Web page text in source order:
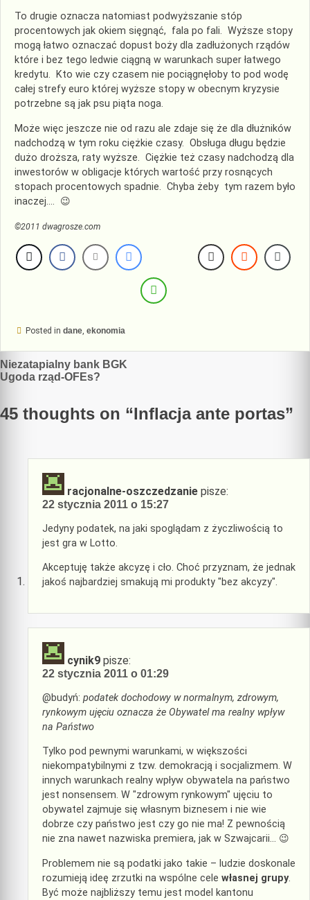
To drugie oznacza natomiast podwyższanie stóp
procentowych jak okiem sięgnąć, fala po fali. Wyższe stopy
mogą łatwo oznaczać dopust boży dla zadłużonych rządów
które i bez tego ledwie ciągną w warunkach super łatwego
kredytu. Kto wie czy czasem nie pociągnęłoby to pod wodę
całej strefy euro której wyższe stopy w obecnym kryzysie
potrzebne są jak psu piąta noga.
Może więc jeszcze nie od razu ale zdaje się że dla dłużników
nadchodzą w tym roku ciężkie czasy. Obsługa długu będzie
dużo droższa, raty wyższe. Ciężkie też czasy nadchodzą dla
inwestorów w obligacje których wartość przy rosnących
stopach procentowych spadnie. Chyba żeby tym razem było
inaczej…. 😉
©2011 dwagrosze.com
Posted in dane, ekonomia
Nawigacja
wpisu
Niezatapialny bank BGK
Ugoda rząd-OFEs?
45 thoughts on “Inflacja ante portas”
racjonalne-oszczedzanie pisze:
22 stycznia 2011 o 15:27
Jedyny podatek, na jaki spoglądam z życzliwością to
jest gra w Lotto.
Akceptuję także akcyzę i cło. Choć przyznam, że jednak
jakoś najbardziej smakują mi produkty "bez akcyzy".
cynik9 pisze:
22 stycznia 2011 o 01:29
@budyń: podatek dochodowy w normalnym, zdrowym,
rynkowym ujęciu oznacza że Obywatel ma realny wpływ
na Państwo
Tylko pod pewnymi warunkami, w większości
niekompatybilnymi z tzw. demokracją i socjalizmem. W
innych warunkach realny wpływ obywatela na państwo
jest nonsensem. W "zdrowym rynkowym" ujęciu to
obywatel zajmuje się własnym biznesem i nie wie
dobrze czy państwo jest czy go nie ma! Z pewnością
nie zna nawet nazwiska premiera, jak w Szwajcarii… 😉
Problemem nie są podatki jako takie – ludzie doskonale
rozumieją ideę zrzutki na wspólne cele własnej grupy.
Być może najbliższy temu jest model kantonu